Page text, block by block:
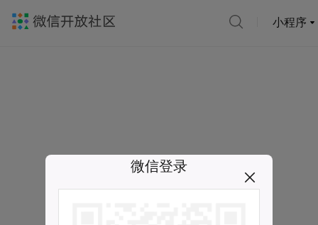
小程序
微信登录